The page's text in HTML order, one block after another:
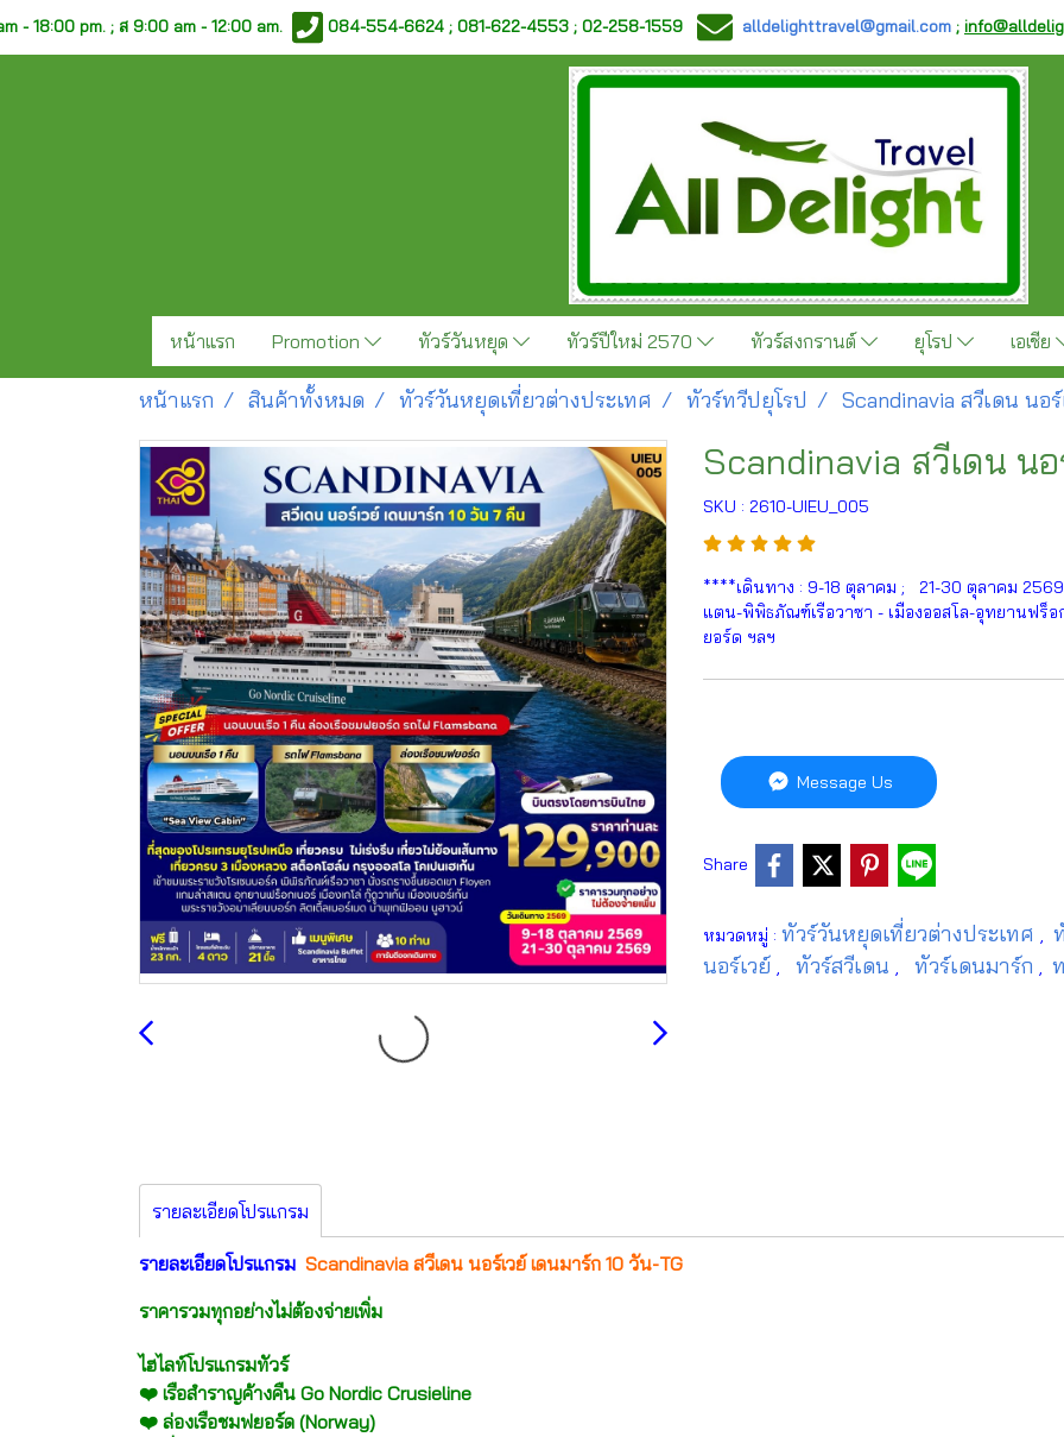
- 18:00 pm. ;ส 9:00 am - 12:00 am. 084-554-6624 ; 081-622-4553 ; 02-258-1559 alldelighttravel@gmail.com ;
หน้าแรก Promotion ทัวร์วันหยุด ทัวร์ปีใหม่ 2570 ทัวร์สงกรานต์ ยุโรป เอเชีย
หน้าแรก สินค้าทั้งหมด ทัวร์วันหยุดเที่ยวต่างประเทศ ทัวร์ทวีปยุโรป Scandinavia สวีเดน นอ
Scandinavia สวีเดน น
SKU : 2610-UIEU_005
****เดินทาง : 9-18 ตุลาคม ; 21-30 ตุลาคม
แตน-พิพิธภัณฑ์เรือวาซา - เมืองออสโล-อุทยานฟร็อ
ยอร์ด ฯลฯ
Message Us
Share
หมวดหมู่ : ทัวร์วันหยุดเที่ยวต่างประเทศ
นอร์เวย์
ทัวร์สวีเดน ทัวร์เดนมาร์ก
รายละเอียดโปรแกรม
รายละเอียดโปรแกรม Scandinavia สวีเดน นอร์เวย์ เดนมาร์ก 10 วัน-TG
ราคารวมทุกอย่างไม่ต้องจ่ายเพิ่ม
ไฮไลท์โปรแกรมทัวร์
❤️ เรือสำราญค้างคืน Go Nordic Crusieline
❤️ ล่องเรือชมฟยอร์ด (Norway)